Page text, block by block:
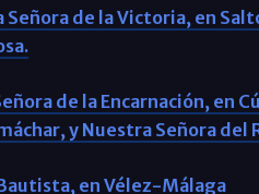
Señora de la Victoria, en
de la Encarnación, en
y Nuestra Señora del
en Vélez-Málaga